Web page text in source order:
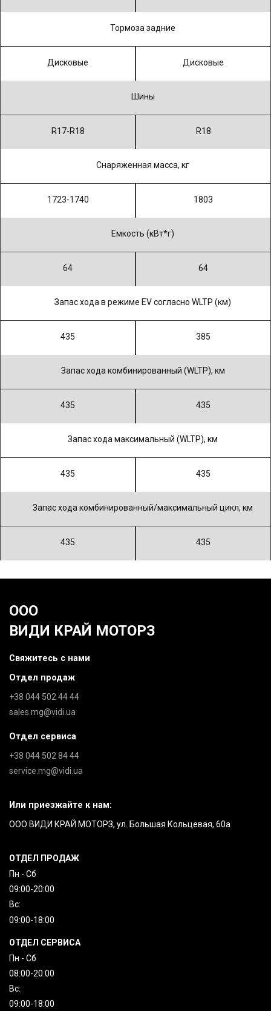
Тормоза задние
Дисковые Дисковые
Шины
R17-R18 R18
Снаряженная масса, кг
1723-1740 1803
Емкость (кВт*г)
64 64
Запас хода в режиме EV согласно WLTP (км)
435 385
Запас хода комбинированный (WLTP), км
435 435
Запас хода максимальный (WLTP), км
435 435
Запас хода комбинированный/максимальный цикл, км
435 435
ООО
ВИДИ КРАЙ МОТОРЗ
Свяжитесь с нами
Отдел продаж
+38 044 502 44 44
sales.mg@vidi.ua
Отдел сервиса
+38 044 502 84 44
service.mg@vidi.ua
Или приезжайте к нам:
ООО ВИДИ КРАЙ МОТОРЗ, ул. Большая Кольцевая, 60а
ОТДЕЛ ПРОДАЖ
Пн - Сб
09:00-20:00
Вc:
09:00-18:00
ОТДЕЛ СЕРВИСА
Пн - Сб
08:00-20:00
Вc:
09:00-18:00